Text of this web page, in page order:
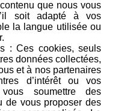
que nous vous
soit adapté à vos
la langue utilisée ou
: Ces cookies, seuls
données collectées,
et à nos partenaires
d’intérêt ou vos
soumettre des
de vous proposer des